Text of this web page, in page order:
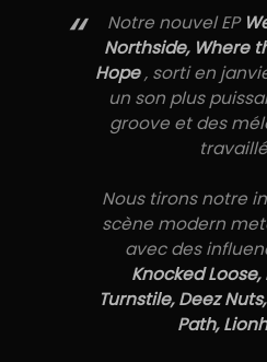
“ Notre nouvel EP
Northside, Where
Hope, sorti en
un son plus
groove et des
Nous tirons notre
scène modern
avec des
Knocked
Turnstile, Deez
Path,